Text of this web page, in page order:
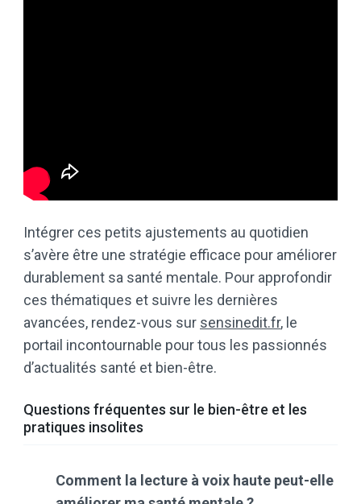
Intégrer ces petits ajustements au quotidien
s’avère être une stratégie efficace pour améliorer
durablement sa santé mentale. Pour approfondir
ces thématiques et suivre les dernières
avancées, rendez-vous sur sensinedit.fr, le
portail incontournable pour tous les passionnés
d’actualités santé et bien-être.
Questions fréquentes sur le bien-être et les
pratiques insolites
Comment la lecture à voix haute peut-elle